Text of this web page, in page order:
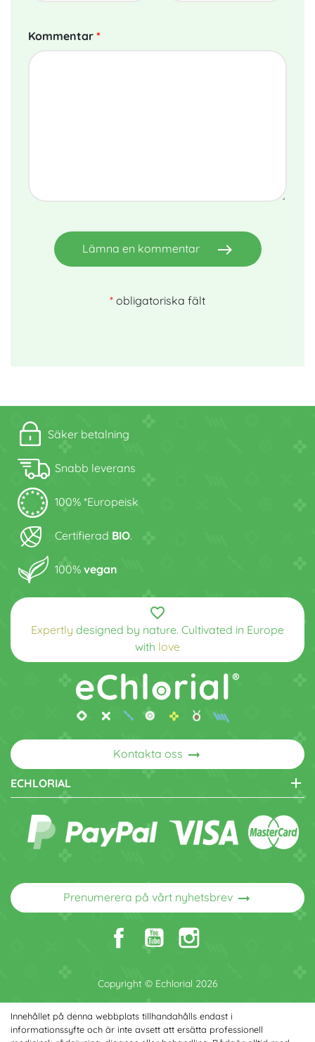
Kommentar *
Lämna en kommentar east
* obligatoriska fält
Säker betalning
Snabb leverans
100% *Europeisk
Certifierad BIO.
100% vegan
favorite_border
Expertly designed by nature. Cultivated in Europe
with love
Kontakta oss arrow_right_alt
ECHLORIAL add
Prenumerera på vårt nyhetsbrev arrow_right_alt
Copyright © Echlorial 2026
Innehållet på denna webbplats tillhandahålls endast i
informationssyfte och är inte avsett att ersätta professionell